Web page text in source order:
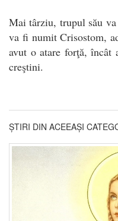
Mai târziu, trupul său
va fi numit Crisostom,
avut o atare forţă, încât
creştini.
ȘTIRI DIN ACEEAȘI